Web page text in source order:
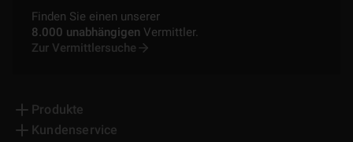
Finden Sie einen unserer
8.000 unabhängigen Vermittler.
Zur Vermittlersuche
Produkte
Kundenservice